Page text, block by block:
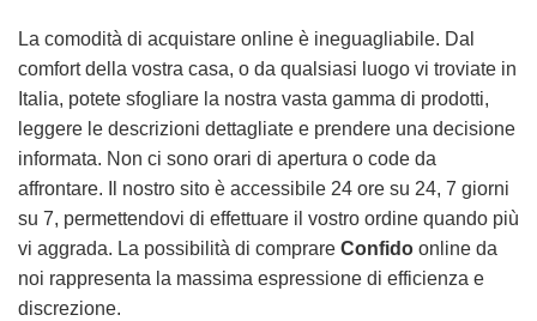
La comodità di acquistare online è ineguagliabile. Dal
comfort della vostra casa, o da qualsiasi luogo vi troviate in
Italia, potete sfogliare la nostra vasta gamma di prodotti,
leggere le descrizioni dettagliate e prendere una decisione
informata. Non ci sono orari di apertura o code da
affrontare. Il nostro sito è accessibile 24 ore su 24, 7 giorni
su 7, permettendovi di effettuare il vostro ordine quando più
vi aggrada. La possibilità di comprare Confido online da
noi rappresenta la massima espressione di efficienza e
discrezione.